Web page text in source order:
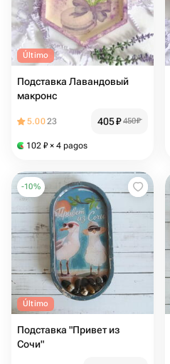
Último
Подставка Лавандовый
макронс
5.0023 405₽ 450₽
102 ₽ × 4 pagos
-10%
Último
Подставка "Привет из
Сочи"